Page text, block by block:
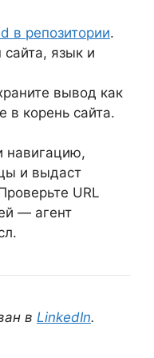
в репозитории.
сайта, язык и
вывод как
в корень сайта.
навигацию,
и выдаст
URL
— агент
в LinkedIn.